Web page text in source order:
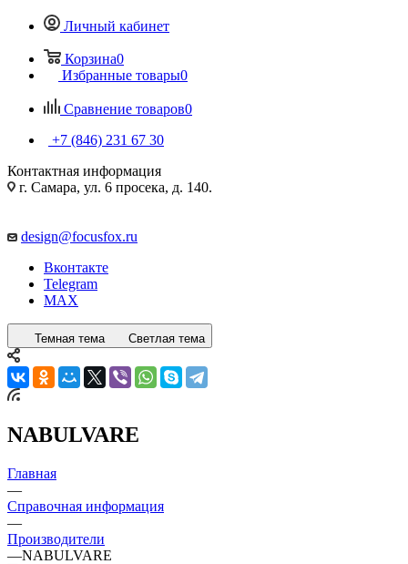
Личный кабинет
Корзина0
Избранные товары0
Сравнение товаров0
+7 (846) 231 67 30
Контактная информация
г. Самара, ул. 6 просека, д. 140.
design@focusfox.ru
Вконтакте
Telegram
MAX
Темная тема Светлая тема
NABULVARE
Главная
—
Справочная информация
—
Производители
—NABULVARE